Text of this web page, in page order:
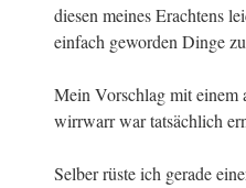
diesen meines Erachtens
einfach geworden Dinge
Mein Vorschlag mit einem
wirrwarr war tatsächlich
Selber rüste ich gerade